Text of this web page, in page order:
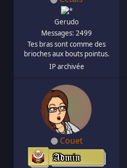
Gerudo
Messages: 2499
Tes bras sont comme des
brioches aux bouts pointus.
IP archivée
Couet